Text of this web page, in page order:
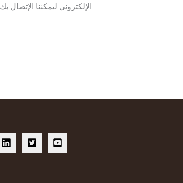
الإلكتروني ليمكننا الإتصال بك